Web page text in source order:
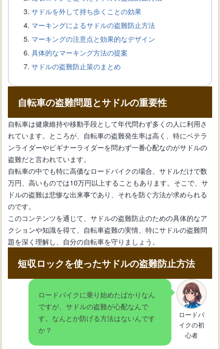
自転車愛好家必見！ブレーキワイヤー
の選び方と交換方法を解説
自転車盗難から身を守る！ワイヤーロ
ックの選び方と使い方
自転車の新しい変速機の取り付け方
自転車初心者のためのメンテナンス
自転車の内装変速機の仕組みとメンテ
自転車の変速機が動かない：その原因
と解決法を紹介
自転車の変速機の使い方：基本操作と
効果的なギア選択法
自転車の変速機が故障：修理方法と必
サドルを外して持ち歩くことの効果
マーキングによるサドルの盗難防止方法
マーキングの注意点と効果的なデザイン
具体的なマーキング方法の提案
サドルの盗難防止策のまとめ
自転車の盗難問題とサドルの重要性
自転車は健康維持や移動手段として年代問わず多くの人に利用さ
れています。ところが、自転車の盗難発生率は高く、特にベテラ
ンライダーやビギナーライダーを問わず一番心配なのがサドルの
盗難だと言われています。
自転車の中でも特に高価なロードバイクの場合、サドルだけで数
万円、高いものでは10万円以上することもあります。そこで、サ
ドルの盗難は悲惨な出来事であり、それを防ぐ方法が求められる
のです。
このコンテンツを通じて、サドルの盗難防止のための具体的なア
クションや知識を得て、自転車盗難の実情、特にサドルの盗難問
題を深く理解し、自分の自転車を守りましょう。
短収ロックを使ったサドルの盗難防止方法
ロードバイクに乗り始めたばかりなん
ですが、サドルの盗難が心配なんで
す。なんとか防げる方法はないんです
か？
ロードバ
イクの初
心者